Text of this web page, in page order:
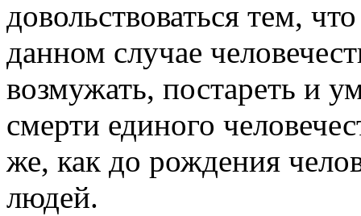
довольствоваться тем,
данном случае
возмужать, постареть и
смерти единого
же, как до рождения
людей.